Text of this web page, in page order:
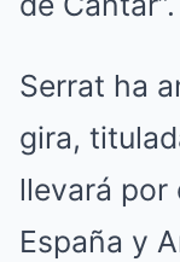
Serrat ha
gira,
llevará por
España y